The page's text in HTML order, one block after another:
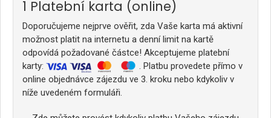
Platební karta (online)
Doporučujeme nejprve ověřit, zda Vaše karta má aktivní
možnost platit na internetu a denní limit na kartě
odpovídá požadované částce! Akceptujeme platební
karty:
. Platbu provedete přímo v
online objednávce zájezdu ve 3. kroku nebo kdykoliv v
níže uvedeném formuláři.